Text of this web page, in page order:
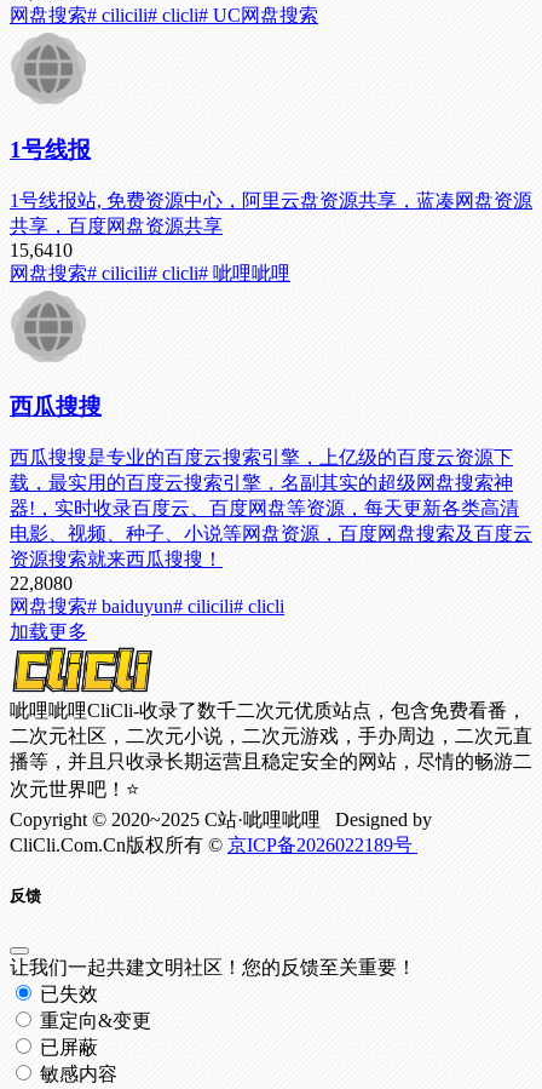
网盘搜索# cilicili# clicli# UC网盘搜索
1号线报
1号线报站, 免费资源中心，阿里云盘资源共享，蓝凑网盘资源
共享，百度网盘资源共享
15,6410
网盘搜索# cilicili# clicli# 呲哩呲哩
西瓜搜搜
西瓜搜搜是专业的百度云搜索引擎，上亿级的百度云资源下
载，最实用的百度云搜索引擎，名副其实的超级网盘搜索神
器!，实时收录百度云、百度网盘等资源，每天更新各类高清
电影、视频、种子、小说等网盘资源，百度网盘搜索及百度云
资源搜索就来西瓜搜搜！
22,8080
网盘搜索# baiduyun# cilicili# clicli
加载更多
呲哩呲哩CliCli-收录了数千二次元优质站点，包含免费看番，
二次元社区，二次元小说，二次元游戏，手办周边，二次元直
播等，并且只收录长期运营且稳定安全的网站，尽情的畅游二
次元世界吧！⭐
Copyright © 2020~2025 C站·呲哩呲哩 Designed by
CliCli.Com.Cn版权所有 © 京ICP备2026022189号
反馈
让我们一起共建文明社区！您的反馈至关重要！
已失效
重定向&变更
已屏蔽
敏感内容